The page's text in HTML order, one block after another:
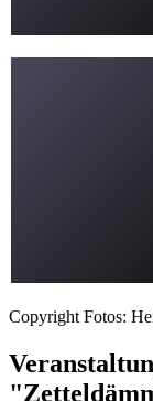
Copyright Fotos: